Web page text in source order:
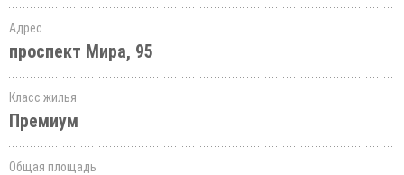
Адрес
проспект Мира, 95
Класс жилья
Премиум
Общая площадь